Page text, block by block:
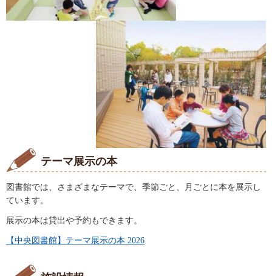
テーマ展示の本
図書館では、さまざまなテーマで、季節ごと、月ごとに本を展示し
ています。
展示の本は貸出や予約もできます。
【中央図書館】テーマ展示の本 2026